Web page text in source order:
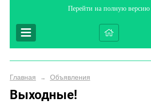
Перейти на полную версию
Главная → Объявления
Выходные!